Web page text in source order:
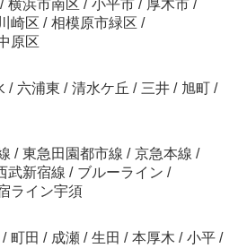
/ 横浜市南区 / 小平市 / 厚木市 /
崎区 / 相模原市緑区 /
原区
/ 六浦東 / 清水ケ丘 / 三井 / 旭町 /
/ 東急田園都市線 / 京急本線 /
武新宿線 / ブルーライン /
ライン宇須
/ 町田 / 成瀬 / 生田 / 本厚木 / 小平 /